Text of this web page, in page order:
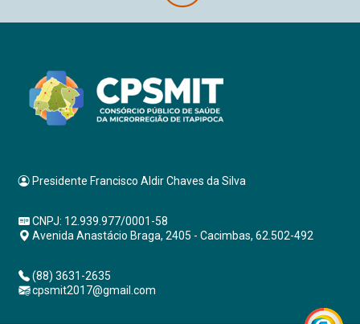
Presidente Francisco Aldir Chaves da Silva
CNPJ: 12.939.977/0001-58
Avenida Anastácio Braga, 2405 - Cacimbas, 62.502-492
(88) 3631-2635
cpsmit2017@gmail.com